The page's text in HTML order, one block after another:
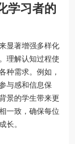
学习者的
显著增强多样化
理解认知过程使
种需求。例如，
与感和信息保
景的学生带来更
一致，确保每位
长。